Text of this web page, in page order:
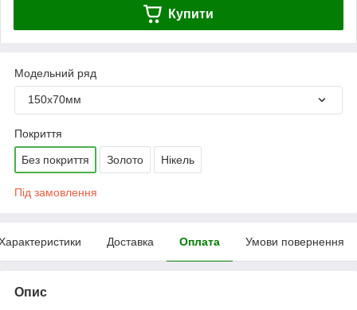
Купити
Модельний ряд
150х70мм
Покриття
Без покриття Золото Нікель
Під замовлення
Доставка Оплата Умови повернення
Опис